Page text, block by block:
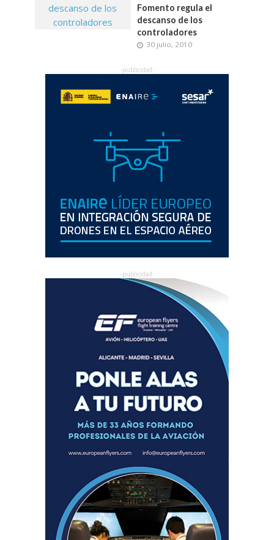
Fomento regula el
descanso de los
controladores
30 julio, 2010